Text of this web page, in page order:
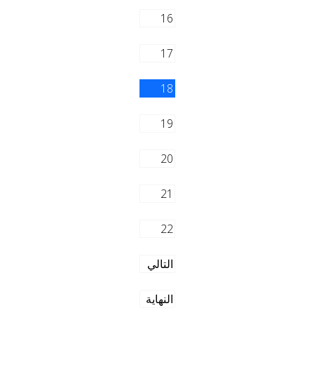
16
17
18
19
20
21
22
التالي
النهاية